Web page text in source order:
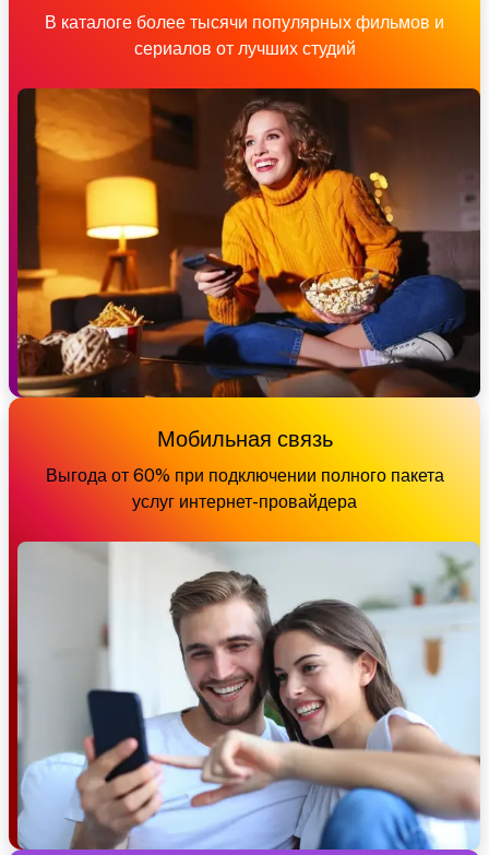
В каталоге более тысячи популярных фильмов и
сериалов от лучших студий
Мобильная связь
Выгода от 60% при подключении полного пакета
услуг интернет-провайдера